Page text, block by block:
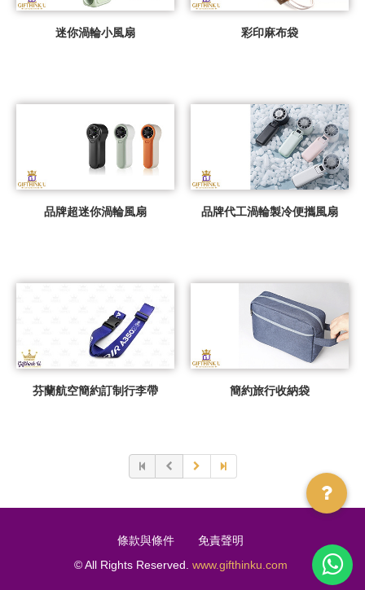
迷你渦輪小風扇 彩印麻布袋
品牌超迷你渦輪風扇 品牌代工渦輪製冷便攜風扇
芬蘭航空簡約訂制行李帶 簡約旅行收納袋
條款與條件
免責聲明
© All Rights Reserved. www.gifthinku.com